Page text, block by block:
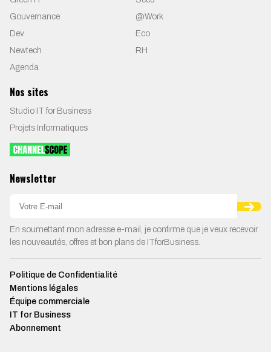
Gouvernance
@Work
Dev
Eco
Newtech
RH
Agenda
Nos sites
Studio IT for Business
Projets Informatiques
Newsletter
En soumettant mon adresse e-mail, je confirme que je veux recevoir
les nouveautés, offres et bon plans de ITforBusiness.
Politique de Confidentialité
Mentions légales
Équipe commerciale
IT for Business
Abonnement